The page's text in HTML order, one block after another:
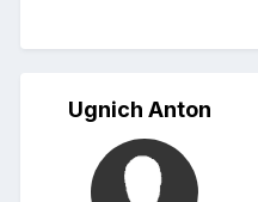
Ugnich Anton